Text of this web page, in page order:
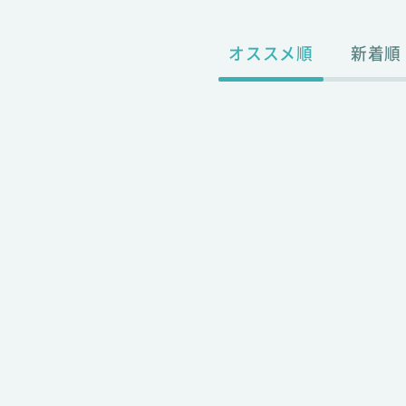
オススメ順 新着順